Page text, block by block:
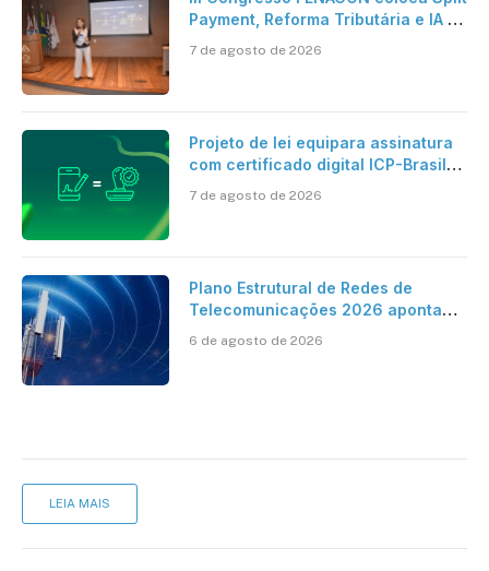
Payment, Reforma Tributária e IA no
7 de agosto de 2026
Projeto de lei equipara assinatura
com certificado digital ICP-Brasil
cartório
7 de agosto de 2026
Plano Estrutural de Redes de
Telecomunicações 2026 aponta
mantém desafio
6 de agosto de 2026
LEIA MAIS